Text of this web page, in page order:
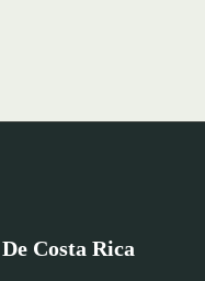
Costa Rica